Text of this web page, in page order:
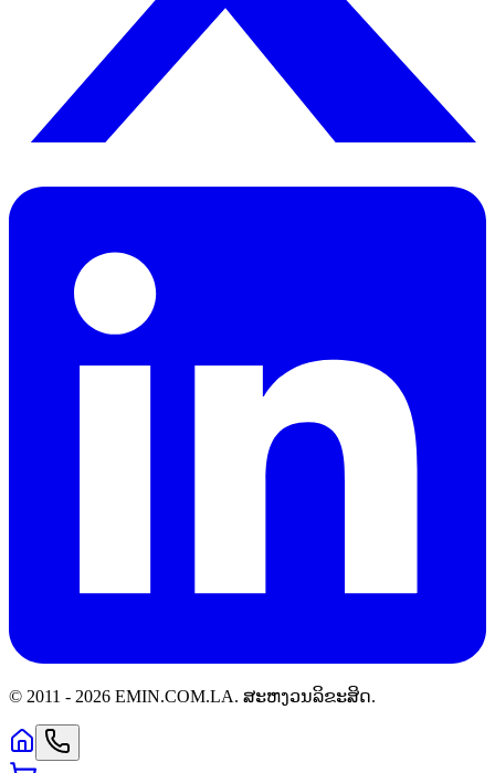
© 2011 - 2026 EMIN.COM.LA. ສະຫງວນລິຂະສິດ.